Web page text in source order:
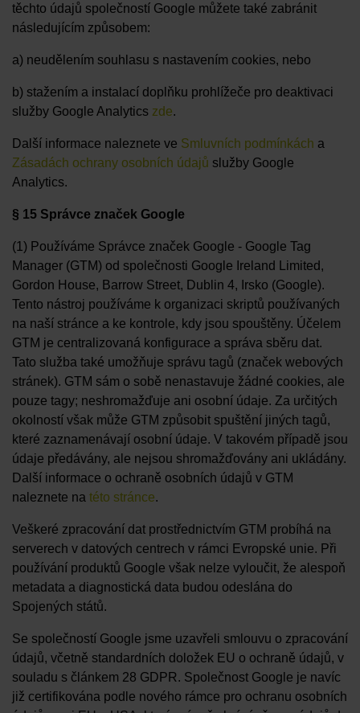
těchto údajů společností Google můžete také zabránit
následujícím způsobem:
a) neudělením souhlasu s nastavením cookies, nebo
b) stažením a instalací doplňku prohlížeče pro deaktivaci
služby Google Analytics zde.
Další informace naleznete ve Smluvních podmínkách a
Zásadách ochrany osobních údajů služby Google
Analytics.
§ 15 Správce značek Google
(1) Používáme Správce značek Google - Google Tag
Manager (GTM) od společnosti Google Ireland Limited,
Gordon House, Barrow Street, Dublin 4, Irsko (Google).
Tento nástroj používáme k organizaci skriptů používaných
na naší stránce a ke kontrole, kdy jsou spouštěny. Účelem
GTM je centralizovaná konfigurace a správa sběru dat.
Tato služba také umožňuje správu tagů (značek webových
stránek). GTM sám o sobě nenastavuje žádné cookies, ale
pouze tagy; neshromažďuje ani osobní údaje. Za určitých
okolností však může GTM způsobit spuštění jiných tagů,
které zaznamenávají osobní údaje. V takovém případě jsou
údaje předávány, ale nejsou shromažďovány ani ukládány.
Další informace o ochraně osobních údajů v GTM
naleznete na této stránce.
Veškeré zpracování dat prostřednictvím GTM probíhá na
serverech v datových centrech v rámci Evropské unie. Při
používání produktů Google však nelze vyloučit, že alespoň
metadata a diagnostická data budou odeslána do
Spojených států.
Se společností Google jsme uzavřeli smlouvu o zpracování
údajů, včetně standardních doložek EU o ochraně údajů, v
souladu s článkem 28 GDPR. Společnost Google je navíc
již certifikována podle nového rámce pro ochranu osobních